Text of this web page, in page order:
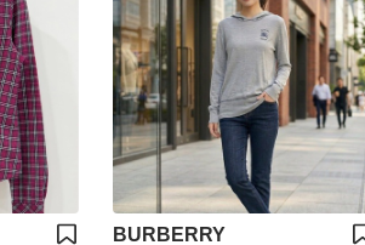
BURBERRY